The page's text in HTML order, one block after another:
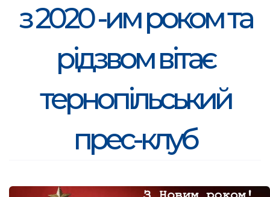
з 2020 -им роком та
рідзвом вітає
тернопільський
прес-клуб